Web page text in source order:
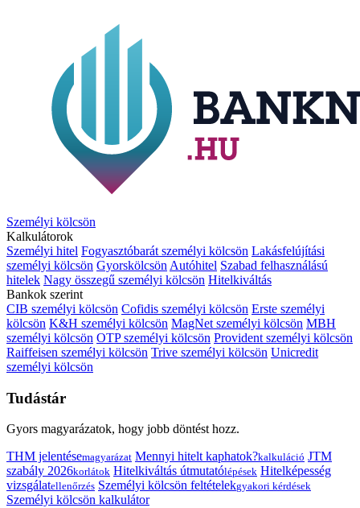
Személyi kölcsön
Kalkulátorok
Személyi hitel Fogyasztóbarát személyi kölcsön Lakásfelújítási
személyi kölcsön Gyorskölcsön Autóhitel Szabad felhasználású
hitelek Nagy összegű személyi kölcsön Hitelkiváltás
Bankok szerint
CIB személyi kölcsön Cofidis személyi kölcsön Erste személyi
kölcsön K&H személyi kölcsön MagNet személyi kölcsön MBH
személyi kölcsön OTP személyi kölcsön Provident személyi kölcsön
Raiffeisen személyi kölcsön Trive személyi kölcsön Unicredit
személyi kölcsön
Tudástár
Gyors magyarázatok, hogy jobb döntést hozz.
THM jelentésemagyarázat Mennyi hitelt kaphatok?kalkuláció JTM
szabály 2026korlátok Hitelkiváltás útmutatólépések Hitelképesség
vizsgálatellenőrzés Személyi kölcsön feltételekgyakori kérdések
Személyi kölcsön kalkulátor